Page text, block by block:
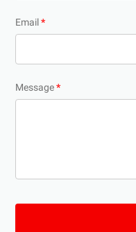
Email*
Message*